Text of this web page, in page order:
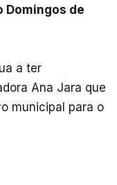
Domingos de
a ter
Ana Jara que
municipal para o